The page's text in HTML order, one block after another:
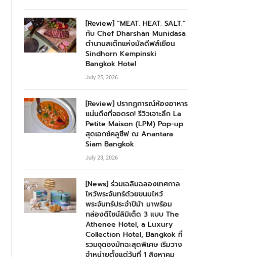
[Review] “MEAT. HEAT. SALT.”
กับ Chef Dharshan Munidasa
ตำนานสเต๊กแห่งมัลดีฟส์เยือน
Sindhorn Kempinski
Bangkok Hotel
July 25, 2026
[Review] ปรากฏการณ์ห้องอาหาร
แน่นถึงที่จอดรถ! รีวิวเจาะลึก La
Petite Maison (LPM) Pop-up
สุดเอกซ์คลูซีฟ ณ Anantara
Siam Bangkok
July 23, 2026
[News] ร่วมเฉลิมฉลองเทศกาล
ไหว้พระจันทร์ด้วยขนมไหว้
พระจันทร์ประจำปีม้า มาพร้อม
กล่องดีไซน์ลิมิเต็ด 3 แบบ The
Athenee Hotel, a Luxury
Collection Hotel, Bangkok ที่
รวมชุดชงมัทฉะสุดพิเศษ เริ่มวาง
จำหน่ายตั้งแต่วันที่ 1 สิงหาคม